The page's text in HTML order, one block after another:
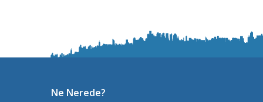
Ne Nerede?